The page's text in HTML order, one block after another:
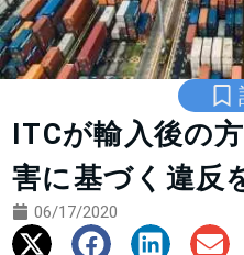
ITCが輸入後の
害に基づく違反
06/17/2020